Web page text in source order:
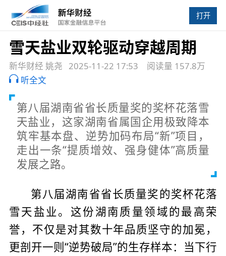
打开
雪天盐业双轮驱动穿越周期
新华财经 姚尧 2025-11-22 17:53
阅读量 157.8万
听全文
第八届湖南省省长质量奖的奖杯花落雪
天盐业，这家湖南省属国企用极致降本
筑牢基本盘、逆势加码布局“新”项目，
走出一条“提质增效、强身健体”高质量
发展之路。
第八届湖南省省长质量奖的奖杯花落
雪天盐业。这份湖南质量领域的最高荣
誉，不仅是对其数十年品质坚守的加冕，
更剖开一则“逆势破局”的生存样本：当下行